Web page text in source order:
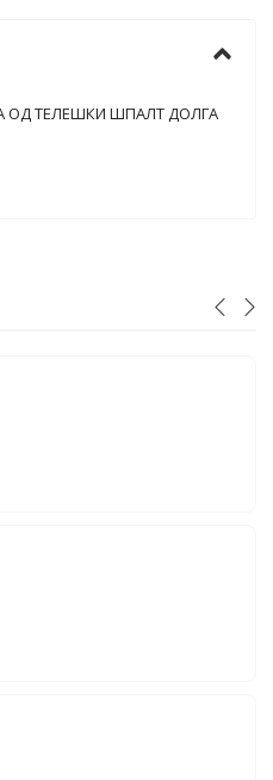
ОД ТЕЛЕШКИ ШПАЛТ ДОЛГА